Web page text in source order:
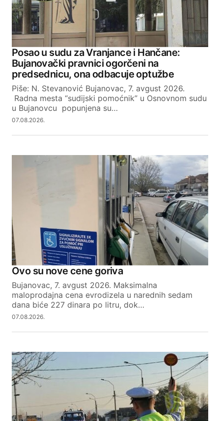
Posao u sudu za Vranjance i Hančane:
Bujanovački pravnici ogorčeni na
predsednicu, ona odbacuje optužbe
Piše: N. Stevanović Bujanovac, 7. avgust 2026.
Radna mesta “sudijski pomoćnik” u Osnovnom sudu
u Bujanovcu popunjena su…
07.08.2026.
Ovo su nove cene goriva
Bujanovac, 7. avgust 2026. Maksimalna
maloprodajna cena evrodizela u narednih sedam
dana biće 227 dinara po litru, dok…
07.08.2026.